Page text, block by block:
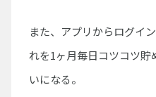
また、アプリからログイ
れを1ヶ月毎日コツコツ貯
いになる。